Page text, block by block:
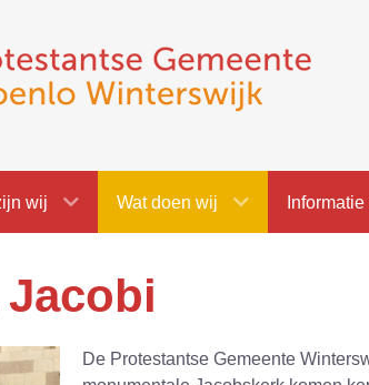
wij Wat doen wij Informatie
De Protestantse Gemeente